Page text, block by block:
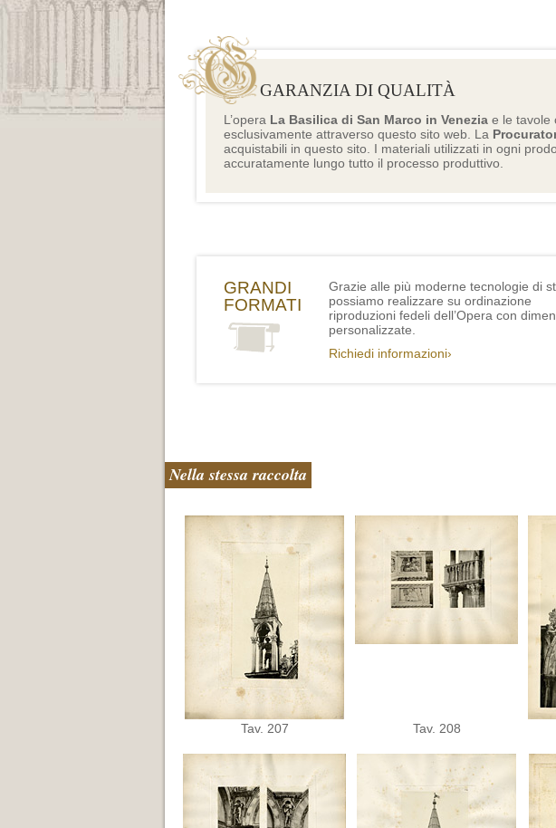
GARANZIA DI QUALITÀ
L’opera La Basilica di San Marco in Venezia e le tavole
esclusivamente attraverso questo sito web. La
acquistabili in questo sito. I materiali utilizzati in ogni
accuratamente lungo tutto il processo produttivo.
GRANDI
FORMATI
Grazie alle più moderne tecnologie di
possiamo realizzare su ordinazione
riproduzioni fedeli dell’Opera con
personalizzate.
Richiedi informazioni›
Nella stessa raccolta
Tav. 207 Tav. 208